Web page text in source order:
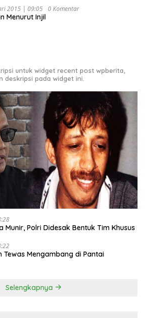
2015 | 09:05 0 Komentar
Menurut Injil
untuk widget recent post wpberita,
deskripsi pada widget ini.
Munir, Polri Didesak Bentuk Tim Khusus
Tewas Mengambang di Pantai
Selengkapnya